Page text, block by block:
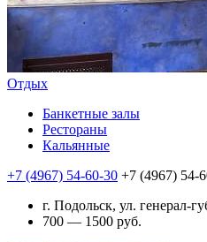
Отдых
Банкетные залы
Рестораны
Кальянные
+7 (4967) 54-60-30 +7 (4967) 54-
г. Подольск, ул. генерал-
700 — 1500 руб.